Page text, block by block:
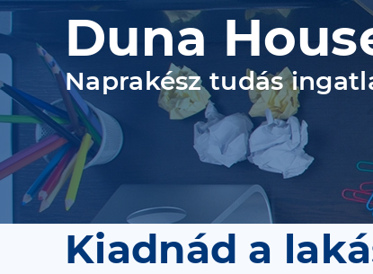
Duna
Naprakész tudás
Kiadnád a